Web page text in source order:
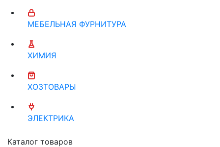
МЕБЕЛЬНАЯ ФУРНИТУРА
ХИМИЯ
ХОЗТОВАРЫ
ЭЛЕКТРИКА
Каталог товаров